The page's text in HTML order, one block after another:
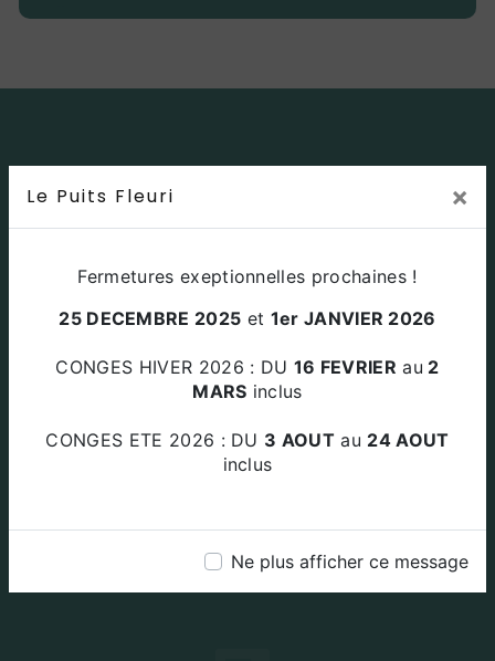
Le Puits Fleuri ×
Fermetures exeptionnelles prochaines !
25 DECEMBRE 2025 et 1er JANVIER 2026
CONGES HIVER 2026 : DU 16 FEVRIER au 2
MARS inclus
CONGES ETE 2026 : DU 3 AOUT au 24 AOUT
inclus
Ne plus afficher ce message
Adresse
BEAUMETTES
Téléphone
04 90 72 45 49